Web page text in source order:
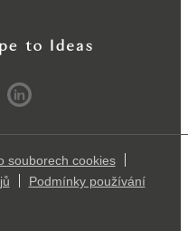
souborech cookies
Podmínky používání